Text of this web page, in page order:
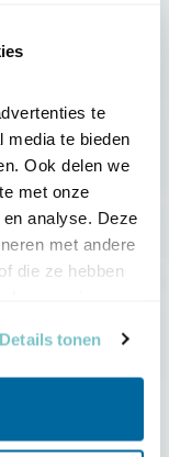
te
media te bieden
Ook delen we
met onze
analyse. Deze
met andere
die ze hebben
Details tonen